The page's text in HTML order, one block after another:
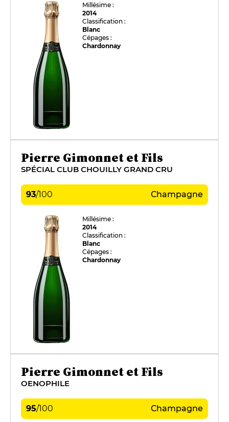
Millésime :
2014
Classification :
Blanc
Cépages :
Chardonnay
Pierre Gimonnet et Fils
SPÉCIAL CLUB CHOUILLY GRAND CRU
93/100 Champagne
Millésime :
2014
Classification :
Blanc
Cépages :
Chardonnay
Pierre Gimonnet et Fils
OENOPHILE
95/100 Champagne